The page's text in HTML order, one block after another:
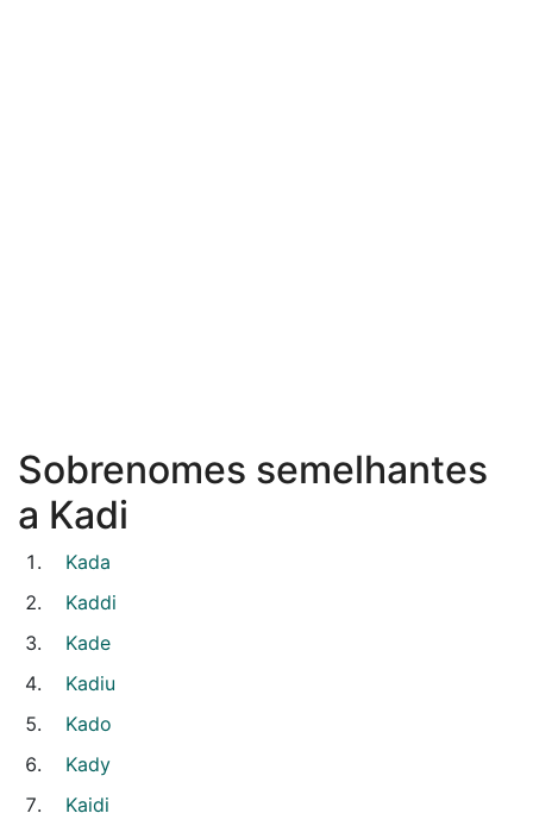
Sobrenomes semelhantes
a Kadi
Kada
Kaddi
Kade
Kadiu
Kado
Kady
Kaidi